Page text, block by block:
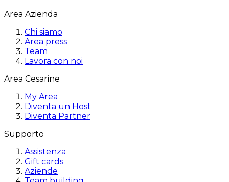
Area Azienda
Chi siamo
Area press
Team
Lavora con noi
Area Cesarine
My Area
Diventa un Host
Diventa Partner
Supporto
Assistenza
Gift cards
Aziende